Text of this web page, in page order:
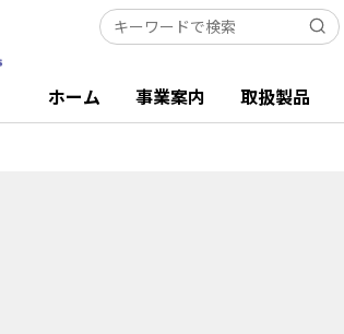
ホーム 事業案内 取扱製品